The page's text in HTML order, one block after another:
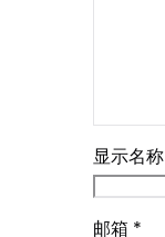
显示名称
邮箱 *